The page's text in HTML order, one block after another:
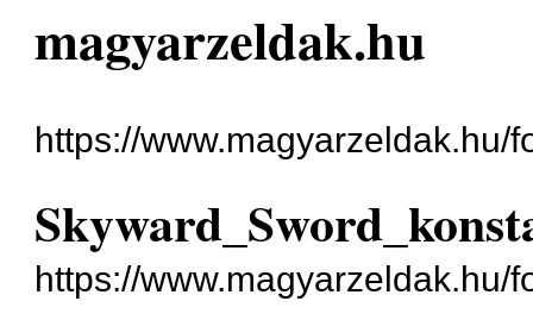
magyarzeldak.hu
https://www.magyarzeldak.hu/
https://